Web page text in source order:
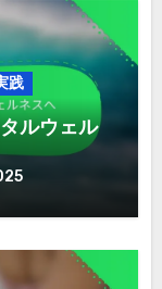
践
ルウェル